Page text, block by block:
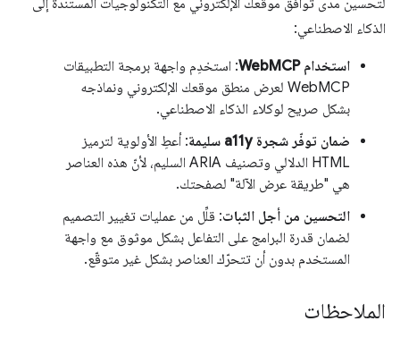
لتحسين مدى توافق موقعك الإلكتروني مع التكنولوجيات المستندة إلى
الذكاء الاصطناعي:
استخدام WebMCP
: استخدِم واجهة برمجة التطبيقات
WebMCP لعرض منطق موقعك الإلكتروني ونماذجه
بشكل صريح لوكلاء الذكاء الاصطناعي.
ضمان توفّر شجرة a11y سليمة
: أعطِ الأولوية لترميز
HTML الدلالي وتصنيف ARIA السليم، لأنّ هذه العناصر
هي "طريقة عرض الآلة" لصفحتك.
التحسين من أجل الثبات: قلِّل من عمليات تغيير التصميم
لضمان قدرة البرامج على التفاعل بشكل موثوق مع واجهة
المستخدم بدون أن تتحرّك العناصر بشكل غير متوقّع.
الملاحظات